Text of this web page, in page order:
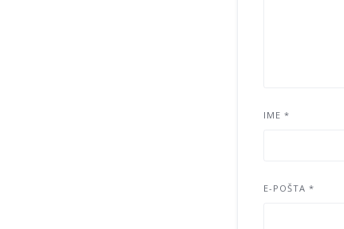
IME*
E-POŠTA*